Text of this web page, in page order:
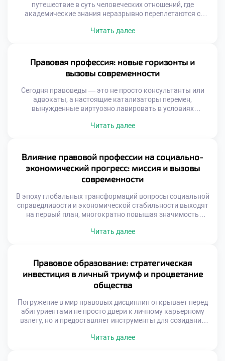
путешествие в суть человеческих отношений, где
академические знания неразрывно переплетаются с
пространстве, среди кодексов и прецедентов,
путь будущих адвокатов, судей и правозащитников.
Именно поэтому осознанное обучение в хорошем
техникуме становится […]
Читать далее
Правовая профессия: новые горизонты и
вызовы современности
Сегодня правоведы — это не просто консультанты или
адвокаты, а настоящие катализаторы перемен,
вынужденные виртуозно лавировать в условиях
распахивает перед ними безграничные карьерные
поэтому осознанное обучение в хорошем техникуме
становится тем самым надежным фундаментом, который
позволяет будущим экспертам […]
Читать далее
Влияние правовой профессии на социально-
экономический прогресс: миссия и вызовы
современности
В эпоху глобальных трансформаций вопросы социальной
справедливости и экономической стабильности выходят
на первый план, многократно повышая значимость
перестали быть просто толкователями нормативных
частными интересами и государственным благом.
Именно поэтому осознанное обучение в хорошем
техникуме становится тем самым […]
Читать далее
Правовое образование: стратегическая
инвестиция в личный триумф и процветание
общества
Погружение в мир правовых дисциплин открывает перед
абитуриентами не просто двери к личному карьерному
взлету, но и предоставляет инструменты для созидания
постигающие тонкости законодательства, по сути,
Читать далее